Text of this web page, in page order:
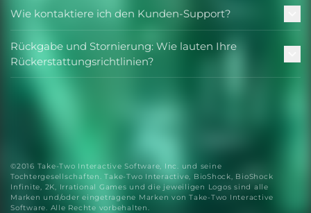
Wie kontaktiere ich den Kunden-Support?
Rückgabe und Stornierung: Wie lauten Ihre
Rückerstattungsrichtlinien?
©2016 Take-Two Interactive Software, Inc. und seine
Tochtergesellschaften. Take-Two Interactive, BioShock, BioShock
Infinite, 2K, Irrational Games und die jeweiligen Logos sind alle
Marken und/oder eingetragene Marken von Take-Two Interactive
Software. Alle Rechte vorbehalten.